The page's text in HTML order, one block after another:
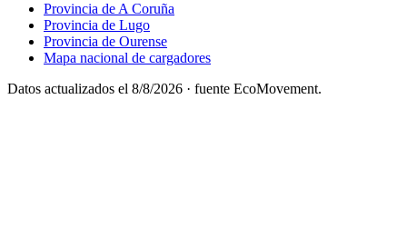
Provincia de A Coruña
Provincia de Lugo
Provincia de Ourense
Mapa nacional de cargadores
Datos actualizados el 8/8/2026 · fuente EcoMovement.